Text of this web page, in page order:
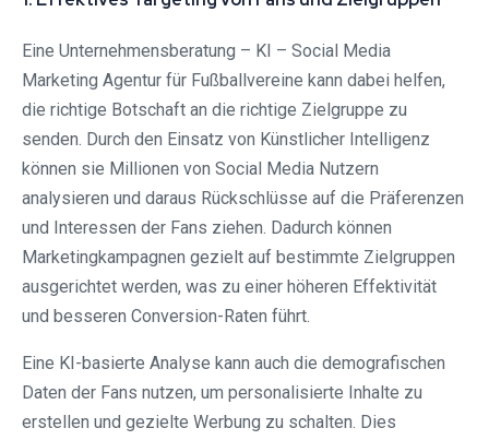
Eine Unternehmensberatung – KI – Social Media
Marketing Agentur für Fußballvereine kann dabei helfen,
die richtige Botschaft an die richtige Zielgruppe zu
senden. Durch den Einsatz von Künstlicher Intelligenz
können sie Millionen von Social Media Nutzern
analysieren und daraus Rückschlüsse auf die Präferenzen
und Interessen der Fans ziehen. Dadurch können
Marketingkampagnen gezielt auf bestimmte Zielgruppen
ausgerichtet werden, was zu einer höheren Effektivität
und besseren Conversion-Raten führt.
Eine KI-basierte Analyse kann auch die demografischen
Daten der Fans nutzen, um personalisierte Inhalte zu
erstellen und gezielte Werbung zu schalten. Dies